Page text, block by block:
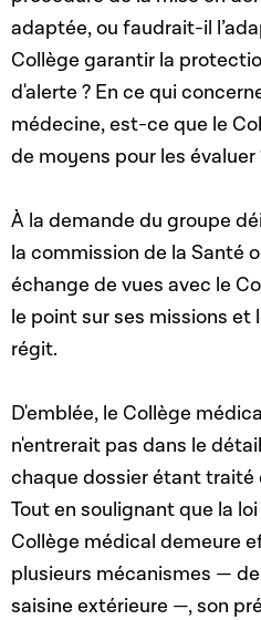
adaptée, ou faudrait-il
Collège garantir la
d'alerte ? En ce qui
médecine, est-ce que le
de moyens pour les évaluer
À la demande du groupe
la commission de la Santé
échange de vues avec le
le point sur ses missions et
régit.
D'emblée, le Collège
n'entrerait pas dans le
chaque dossier étant traité
Tout en soulignant que la
Collège médical demeure
plusieurs mécanismes —
saisine extérieure —, son